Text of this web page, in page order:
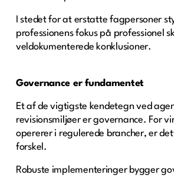
I stedet for at erstatte fagpersoner
professionens fokus på professionel
veldokumenterede konklusioner.
Governance er fundamentet
Et af de vigtigste kendetegn ved
revisionsmiljøer er governance. For
opererer i regulerede brancher, er
forskel.
Robuste implementeringer bygger